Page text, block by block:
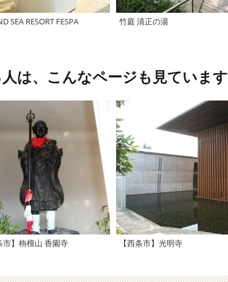
SEA RESORT FESPA 竹庭 清正の湯
は、こんなページも見ています
市】栴檀山 香園寺 【西条市】光明寺